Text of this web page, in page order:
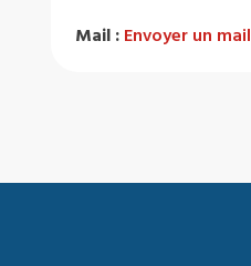
Mail : Envoyer un mail